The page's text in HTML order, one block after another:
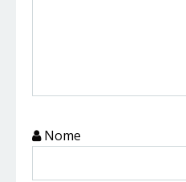
Nome